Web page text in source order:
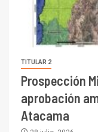
TITULAR 2
Prospección
aprobación
Atacama